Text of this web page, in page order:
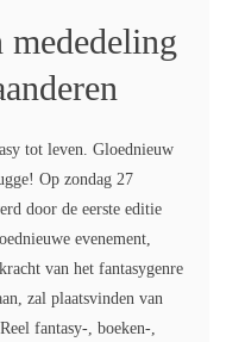
mededeling
tot leven. Gloednieuw
Op zondag 27
door de eerste editie
evenement,
van het fantasygenre
zal plaatsvinden van
fantasy-, boeken-,